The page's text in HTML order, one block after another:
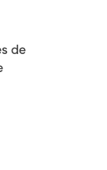
de